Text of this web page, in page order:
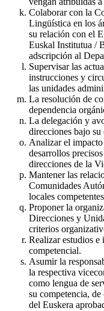
Colaborar con la
Lingüística en los
su relación con el
Euskal Institutua /
adscripción al
Supervisar las
instrucciones y
las unidades
La resolución de
dependencia
La delegación y
direcciones bajo su
Analizar el
desarrollos
direcciones de la
Mantener las
Comunidades
locales
Proponer la
Direcciones y
criterios
Realizar estudios e
competencial.
Asumir la
la respectiva
como lengua de
su competencia,
del Euskera